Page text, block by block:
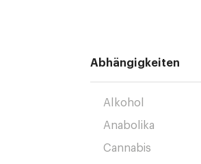
Abhängigkeiten
Alkohol
Anabolika
Cannabis